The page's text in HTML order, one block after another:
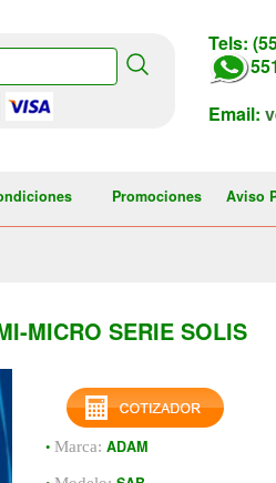
Tels:
Email:
Promociones Aviso
MICRO SERIE SOLIS
•Marca:ADAM